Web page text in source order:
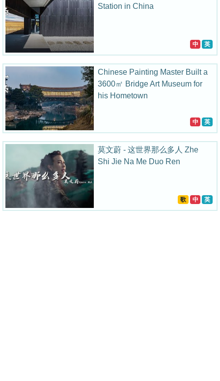
Station in China
中 英
Chinese Painting Master Built a
3600㎡ Bridge Art Museum for
his Hometown
中 英
莫文蔚 - 这世界那么多人 Zhe
Shi Jie Na Me Duo Ren
歌 中 英